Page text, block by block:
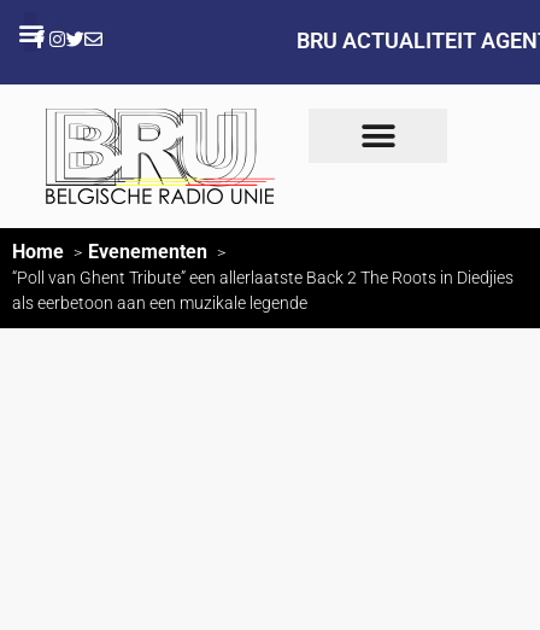
BRU ACTUALITEIT
Home Evenementen
“Poll van Ghent Tribute” een allerlaatste Back 2 The Roots in Diedjies
als eerbetoon aan een muzikale legende